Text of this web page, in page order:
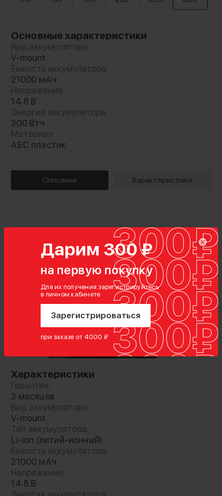
Дарим 300 ₽
на первую покупку
Для их получения зарегистрируйтесь
в личном кабинете
Зарегистрироваться
при заказе от 4000 ₽
Основные характеристики
Вид аккумулятора
V-mount
Ёмкость аккумулятора
21000 мАч
Напряжение
14.8 В
Энергия аккумулятора
300 Втч
Материал
АБС пластик
Описание Характеристики
Литий-ионный аккумулятор с креплением V-
Mount для профессиональной техники.
Батарея имеет контакты из чистой меди для
более эффективной работы, и корпус из
жаростойкого АБС пластика. На корпусе
присутствует индикатор уровня заряда и
Характеристики
Гарантия:
3 месяцев
Вид аккумулятора:
V-mount
Тип аккумулятора:
Li-ion (литий-ионный)
Ёмкость аккумулятора:
21000 мАч
Напряжение:
14.8 В